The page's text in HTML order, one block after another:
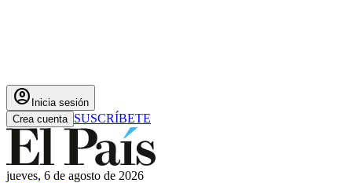
account_circle Inicia sesión
Crea cuenta SUSCRÍBETE
jueves, 6 de agosto de 2026